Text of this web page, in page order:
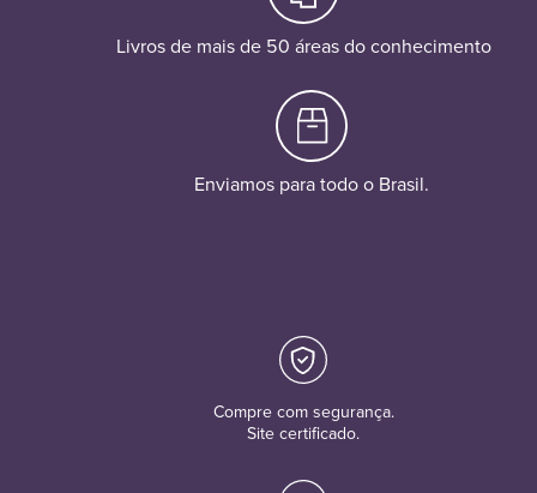
Livros de mais de 50 áreas do conhecimento
Enviamos para todo o Brasil.
Compre com segurança.
Site certificado.